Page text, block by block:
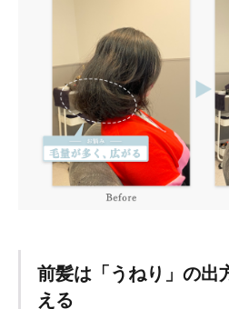
前髪は「うねり」の出
える